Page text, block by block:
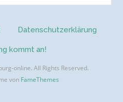
Datenschutzerklärung
kommt an!
online. All Rights Reserved.
von FameThemes